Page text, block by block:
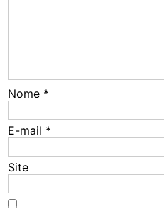
Nome *
E-mail *
Site